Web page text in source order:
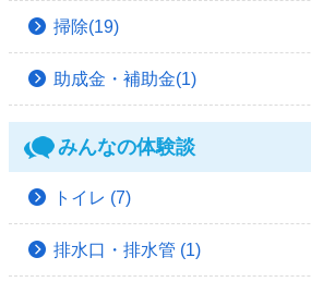
掃除(19)
助成金・補助金(1)
みんなの体験談
トイレ (7)
排水口・排水管 (1)